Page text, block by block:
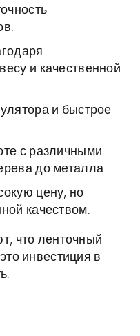
и качественной
и быстрое
с различными
до металла.
цену, но
качеством.
что ленточный
инвестиция в